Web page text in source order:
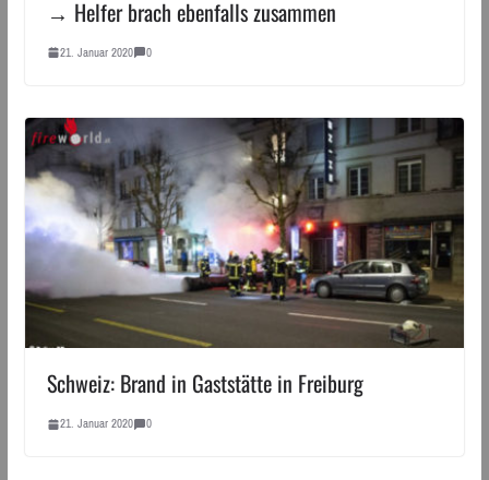
→ Helfer brach ebenfalls zusammen
21. Januar 2020 0
Schweiz: Brand in Gaststätte in Freiburg
21. Januar 2020 0